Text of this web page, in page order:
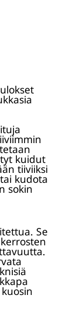
kuidut
tiiviiksi
kudota
sokin
Se